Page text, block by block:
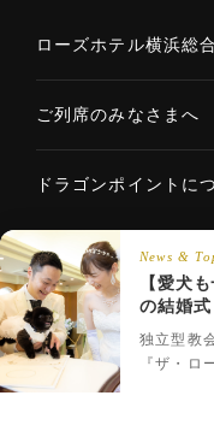
ローズホテル横浜総
ご列席のみなさまへ
ドラゴンポイントに
Copyright © 2020
フェア予約
News &
【愛犬
の結婚式
独立型教
『ザ・ロ